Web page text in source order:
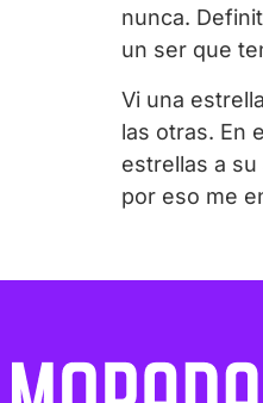
nunca.
un ser que
Vi una
las otras. En
estrellas a
por eso me